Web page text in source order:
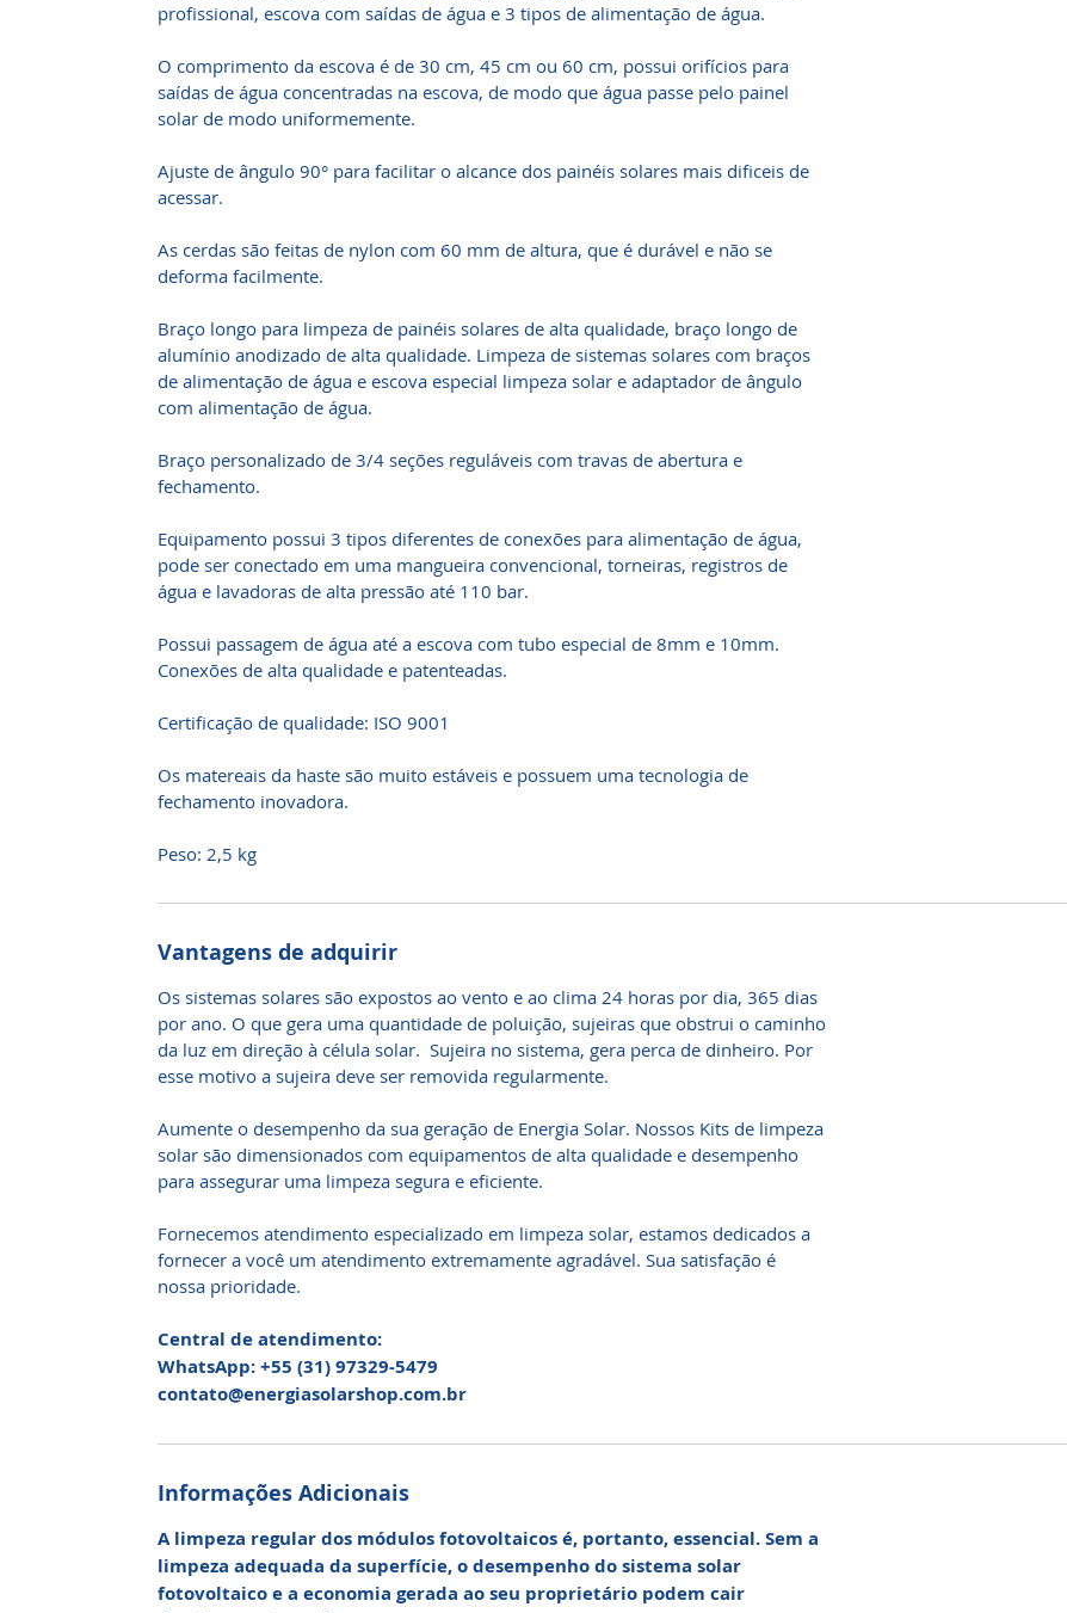
profissional, escova com saídas de água e 3 tipos de alimentação de água.
O comprimento da escova é de 30 cm, 45 cm ou 60 cm, possui orifícios para
saídas de água concentradas na escova, de modo que água passe pelo painel
solar de modo uniformemente.
Ajuste de ângulo 90° para facilitar o alcance dos painéis solares mais dificeis de
acessar.
As cerdas são feitas de nylon com 60 mm de altura, que é durável e não se
deforma facilmente.
Braço longo para limpeza de painéis solares de alta qualidade, braço longo de
alumínio anodizado de alta qualidade. Limpeza de sistemas solares com braços
de alimentação de água e escova especial limpeza solar e adaptador de ângulo
com alimentação de água.
Braço personalizado de 3/4 seções reguláveis com travas de abertura e
fechamento.
Equipamento possui 3 tipos diferentes de conexões para alimentação de água,
pode ser conectado em uma mangueira convencional, torneiras, registros de
água e lavadoras de alta pressão até 110 bar.
Possui passagem de água até a escova com tubo especial de 8mm e 10mm.
Conexões de alta qualidade e patenteadas.
Certificação de qualidade: ISO 9001
Os matereais da haste são muito estáveis ​​e possuem uma tecnologia de
fechamento inovadora.
Peso: 2,5 kg
Vantagens de adquirir
Os sistemas solares são expostos ao vento e ao clima 24 horas por dia, 365 dias
por ano. O que gera uma quantidade de poluição, sujeiras que obstrui o caminho
da luz em direção à célula solar. Sujeira no sistema, gera perca de dinheiro. Por
esse motivo a sujeira deve ser removida regularmente.
Aumente o desempenho da sua geração de Energia Solar. Nossos Kits de limpeza
solar são dimensionados com equipamentos de alta qualidade e desempenho
para assegurar uma limpeza segura e eficiente.
Fornecemos atendimento especializado em limpeza solar, estamos dedicados a
fornecer a você um atendimento extremamente agradável. Sua satisfação é
nossa prioridade.
Central de atendimento:
WhatsApp: +55 (31) 97329-5479
contato@energiasolarshop.com.br
Informações Adicionais
A limpeza regular dos módulos fotovoltaicos é, portanto, essencial. Sem a
limpeza adequada da superfície, o desempenho do sistema solar
fotovoltaico e a economia gerada ao seu proprietário podem cair